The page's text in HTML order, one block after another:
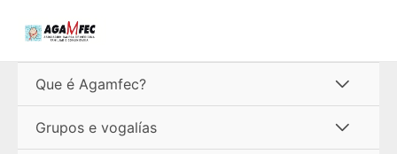
Que é Agamfec?
menú
Grupos e vogalías